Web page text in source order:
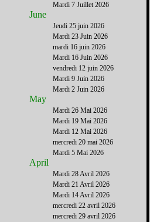
Mardi 7 Juillet 2026
June
Jeudi 25 juin 2026
Mardi 23 Juin 2026
mardi 16 juin 2026
Mardi 16 Juin 2026
vendredi 12 juin 2026
Mardi 9 Juin 2026
Mardi 2 Juin 2026
May
Mardi 26 Mai 2026
Mardi 19 Mai 2026
Mardi 12 Mai 2026
mercredi 20 mai 2026
Mardi 5 Mai 2026
April
Mardi 28 Avril 2026
Mardi 21 Avril 2026
Mardi 14 Avril 2026
mercredi 22 avril 2026
mercredi 29 avril 2026